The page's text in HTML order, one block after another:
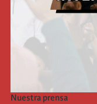
Nuestra prensa